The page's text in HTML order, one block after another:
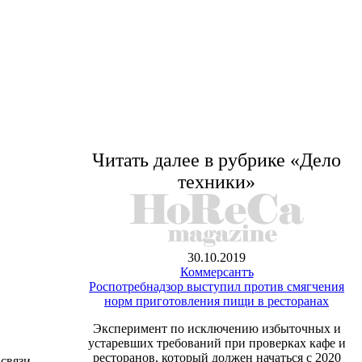
Читать далее в рубрике «Дело
техники»
30.10.2019
Коммерсантъ
Роспотребнадзор выступил против смягчения
норм приготовления пищи в ресторанах
Эксперимент по исключению избыточных и
устаревших требований при проверках кафе и
ресторанов, который должен начаться с 2020